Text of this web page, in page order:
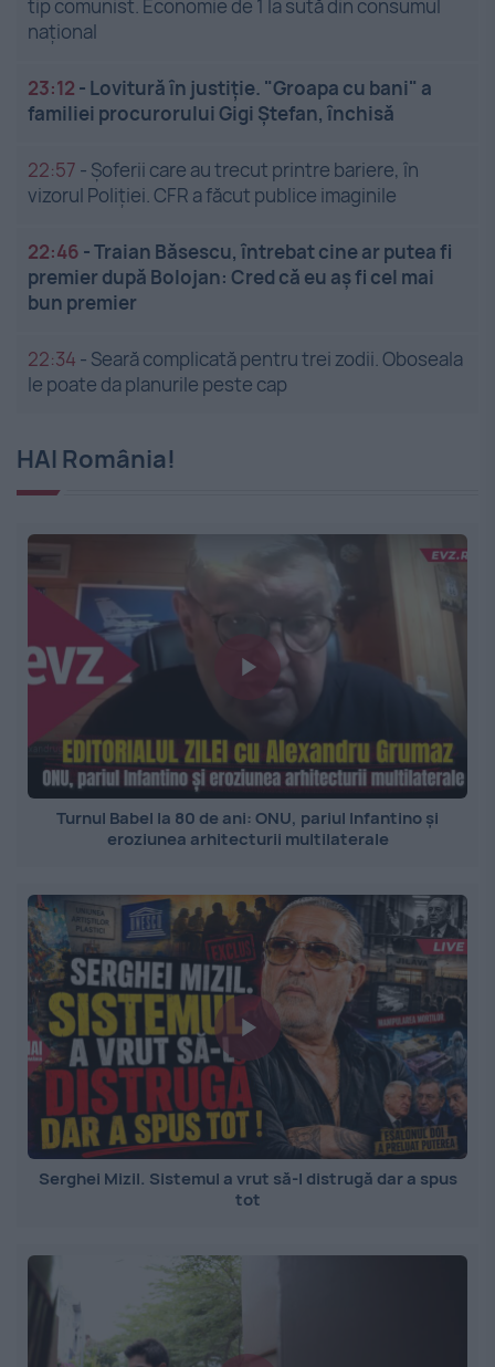
tip comunist. Economie de 1 la sută din consumul
național
23:12 - Lovitură în justiție. "Groapa cu bani" a
familiei procurorului Gigi Ștefan, închisă
22:57 - Șoferii care au trecut printre bariere, în
vizorul Poliției. CFR a făcut publice imaginile
22:46 -Traian Băsescu, întrebat cine ar putea fi
premier după Bolojan: Cred că eu aș fi cel mai
bun premier
22:34 - Seară complicată pentru trei zodii. Oboseala
le poate da planurile peste cap
HAI România!
Turnul Babel la 80 de ani: ONU, pariul Infantino și
eroziunea arhitecturii multilaterale
Serghei Mizil. Sistemul a vrut să-l distrugă dar a spus
tot